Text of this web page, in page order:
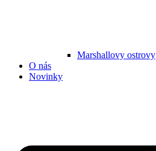
Marshallovy ostrovy
O nás
Novinky